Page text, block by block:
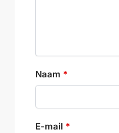
Naam *
E-mail *